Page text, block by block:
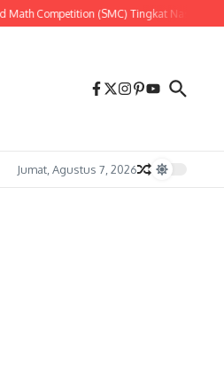
Competition (SMC) Tingkat Nasional 2026
Jumat, Agustus 7, 2026